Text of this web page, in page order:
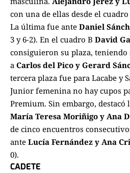
con una de ellas desde el
La última fue ante Daniel
3 y 6-2). En el cuadro B David
consiguieron su plaza,
a Carlos del Pico y Gerard
tercera plaza fue para Lacabe y
Junior femenina no hay cupos
Premium. Sin embargo,
María Teresa Moriñigo y Ana
de cinco encuentros
ante Lucía Fernández y Ana
0).
CADETE